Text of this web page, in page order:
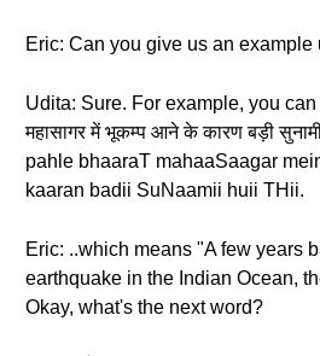
Eric: Can you give us an
Udita: Sure. For example, you
महासागर में भूकम्प आने के कारण बड़ी
pahle bhaaraT mahaaSaagar
kaaran badii SuNaamii huii THii.
Eric: ..which means "A few years
earthquake in the Indian Ocean,
Okay, what's the next word?